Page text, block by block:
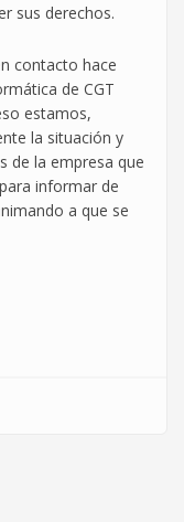
sus derechos.
contacto hace
de CGT
estamos,
la situación y
de la empresa que
informar de
a que se